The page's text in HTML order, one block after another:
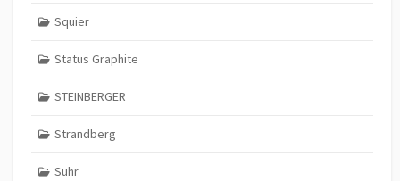
Squier
Status Graphite
STEINBERGER
Strandberg
Suhr